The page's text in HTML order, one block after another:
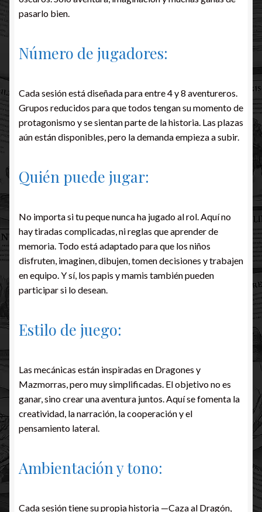
pasarlo bien.
Número de jugadores:
Cada sesión está diseñada para entre 4 y 8 aventureros.
Grupos reducidos para que todos tengan su momento de
protagonismo y se sientan parte de la historia. Las plazas
aún están disponibles, pero la demanda empieza a subir.
Quién puede jugar:
No importa si tu peque nunca ha jugado al rol. Aquí no
hay tiradas complicadas, ni reglas que aprender de
memoria. Todo está adaptado para que los niños
disfruten, imaginen, dibujen, tomen decisiones y trabajen
en equipo. Y sí, los papis y mamis también pueden
participar si lo desean.
Estilo de juego:
Las mecánicas están inspiradas en Dragones y
Mazmorras, pero muy simplificadas. El objetivo no es
ganar, sino crear una aventura juntos. Aquí se fomenta la
creatividad, la narración, la cooperación y el
pensamiento lateral.
Ambientación y tono:
Cada sesión tiene su propia historia —Caza al Dragón,